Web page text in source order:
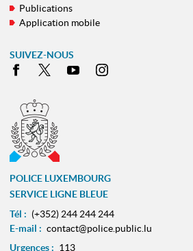
Publications
Application mobile
SUIVEZ-NOUS
Facebook
X Youtube
POLICE LUXEMBOURG
SERVICE LIGNE BLEUE
Tél : (+352) 244 244 244
E-mail : contact@police.public.lu
Urgences : 113